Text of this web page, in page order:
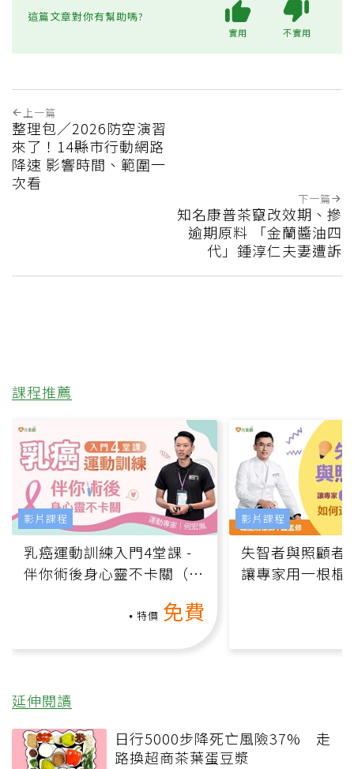
這篇文章對你有幫助嗎?
實用 不實用
上一篇
整理包／2026防空演習
來了！14縣市行動網路
降速 影響時間、範圍一
次看
下一篇
知名康普茶竄改效期、摻
逾期原料 「金蘭醬油四
代」鍾淳仁夫妻遭訴
課程推薦
乳癌運動訓練入門4堂課 -
伴你術後身心靈不卡關（線
特價 免費
影片課程
失智者與照顧者
讓專家用一根棍
影片課程
延伸閱讀
日行5000步降死亡風險37% 走
路換超商茶葉蛋豆漿